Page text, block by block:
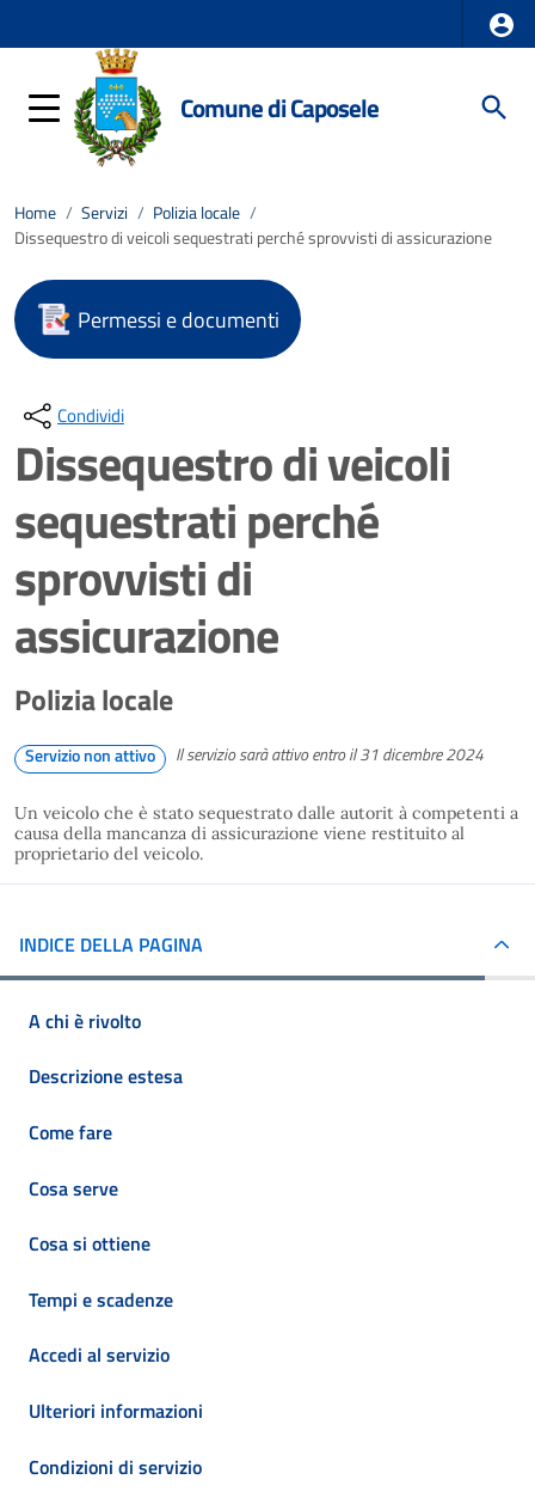
Comune di Caposele
Home / Servizi / Polizia locale /
Dissequestro di veicoli sequestrati perché sprovvisti di assicurazione
Permessi e documenti
Condividi
Dissequestro di veicoli
sequestrati perché
sprovvisti di
assicurazione
Polizia locale
Servizio non attivo Il servizio sarà attivo entro il 31 dicembre 2024
Un veicolo che è stato sequestrato dalle autorit à competenti a
causa della mancanza di assicurazione viene restituito al
proprietario del veicolo.
INDICE DELLA PAGINA
A chi è rivolto
Descrizione estesa
Come fare
Cosa serve
Cosa si ottiene
Tempi e scadenze
Accedi al servizio
Ulteriori informazioni
Condizioni di servizio